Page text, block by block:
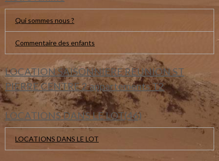
Qui sommes nous ?
Commentaire des enfants
LOCATION SAISONNIERE REUNION ST
PIERRE CENTRE 2 appartements T2
LOCATIONS DANS LE LOT(46)
LOCATIONS DANS LE LOT